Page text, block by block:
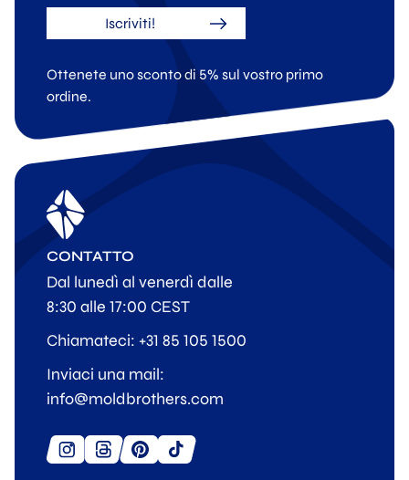
Iscriviti!
Ottenete uno sconto di 5% sul vostro primo
ordine.
CONTATTO
Dal lunedì al venerdì dalle
8:30 alle 17:00 CEST
Chiamateci: +31 85 105 1500
Inviaci una mail:
info@moldbrothers.com